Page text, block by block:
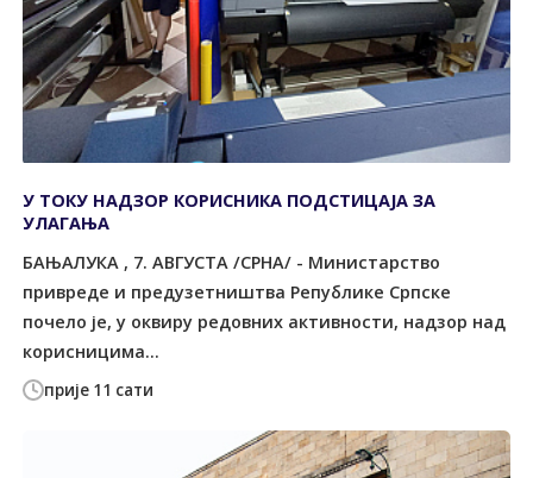
прије 11 сати
У ТОКУ НАДЗОР КОРИСНИКА ПОДСТИЦАЈА ЗА
УЛАГАЊА
БАЊАЛУКА , 7. АВГУСТА /СРНА/ - Министарство
привреде и предузетништва Републике Српске
почело је, у оквиру редовних активности, надзор над
корисницима...